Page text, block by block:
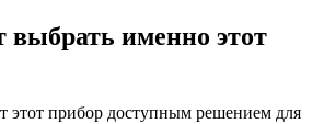
выбрать именно этот
этот прибор доступным решением для